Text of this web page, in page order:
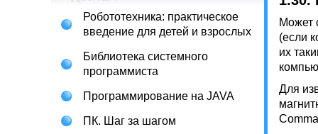
Робототехника: практическое
введение для детей и взрослых
Библиотека системного
программиста
Программирование на JAVA
ПК. Шаг за шагом
Может
(если
их
Для